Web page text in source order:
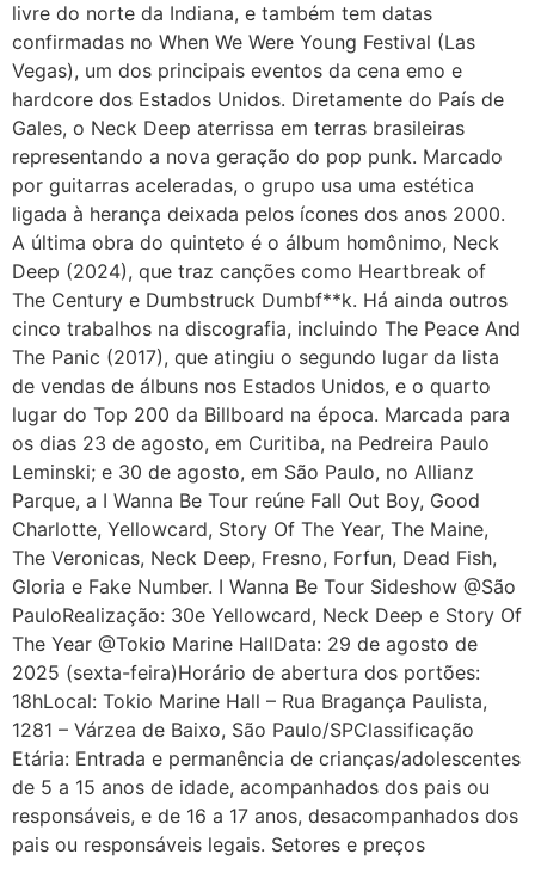
livre do norte da Indiana, e também tem datas
confirmadas no When We Were Young Festival (Las
Vegas), um dos principais eventos da cena emo e
hardcore dos Estados Unidos. Diretamente do País de
Gales, o Neck Deep aterrissa em terras brasileiras
representando a nova geração do pop punk. Marcado
por guitarras aceleradas, o grupo usa uma estética
ligada à herança deixada pelos ícones dos anos 2000.
A última obra do quinteto é o álbum homônimo, Neck
Deep (2024), que traz canções como Heartbreak of
The Century e Dumbstruck Dumbf**k. Há ainda outros
cinco trabalhos na discografia, incluindo The Peace And
The Panic (2017), que atingiu o segundo lugar da lista
de vendas de álbuns nos Estados Unidos, e o quarto
lugar do Top 200 da Billboard na época. Marcada para
os dias 23 de agosto, em Curitiba, na Pedreira Paulo
Leminski; e 30 de agosto, em São Paulo, no Allianz
Parque, a I Wanna Be Tour reúne Fall Out Boy, Good
Charlotte, Yellowcard, Story Of The Year, The Maine,
The Veronicas, Neck Deep, Fresno, Forfun, Dead Fish,
Gloria e Fake Number. I Wanna Be Tour Sideshow @São
PauloRealização: 30e Yellowcard, Neck Deep e Story Of
The Year @Tokio Marine HallData: 29 de agosto de
2025 (sexta-feira)Horário de abertura dos portões:
18hLocal: Tokio Marine Hall – Rua Bragança Paulista,
1281 – Várzea de Baixo, São Paulo/SPClassificação
Etária: Entrada e permanência de crianças/adolescentes
de 5 a 15 anos de idade, acompanhados dos pais ou
responsáveis, e de 16 a 17 anos, desacompanhados dos
pais ou responsáveis legais. Setores e preços